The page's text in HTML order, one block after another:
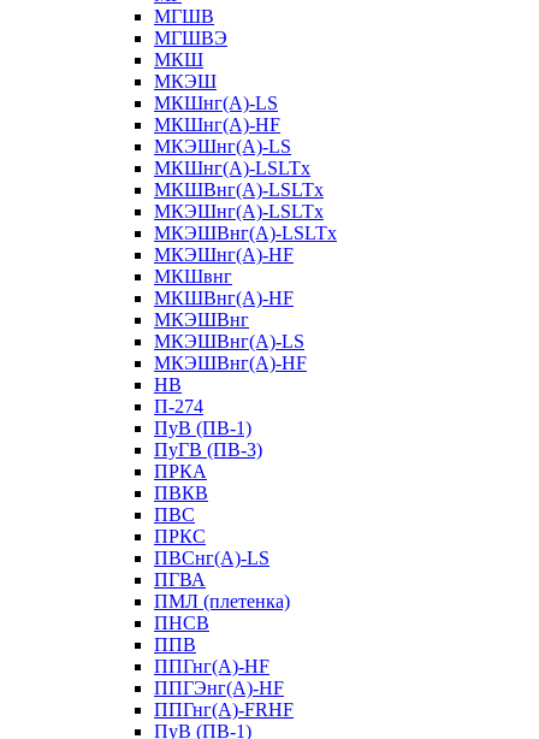
МГШВ
МГШВЭ
МКШ
МКЭШ
МКШнг(А)-LS
МКШнг(А)-HF
МКЭШнг(А)-LS
МКШнг(А)-LSLTx
МКШВнг(A)-LSLTx
МКЭШнг(А)-LSLTx
МКЭШВнг(A)-LSLTx
МКЭШнг(А)-HF
МКШвнг
МКШВнг(А)-HF
МКЭШВнг
МКЭШВнг(А)-LS
МКЭШВнг(А)-HF
НВ
П-274
ПуВ (ПВ-1)
ПуГВ (ПВ-3)
ПРКА
ПВКВ
ПВС
ПРКС
ПВСнг(А)-LS
ПГВА
ПМЛ (плетенка)
ПНСВ
ППВ
ППГнг(А)-HF
ППГЭнг(А)-HF
ППГнг(А)-FRHF
ПуВ (ПВ-1)